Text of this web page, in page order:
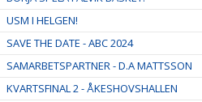
USM I HELGEN!
SAVE THE DATE - ABC 2024
SAMARBETSPARTNER - D.A MATTSSON
KVARTSFINAL 2 - ÅKESHOVSHALLEN